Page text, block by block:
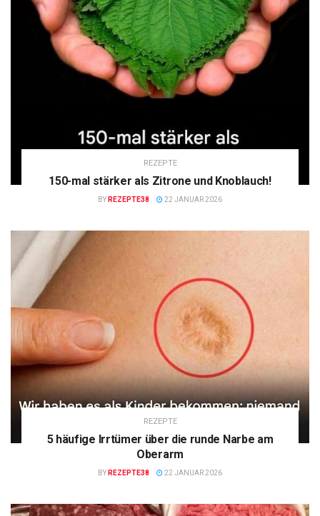
REZEPTE
150-mal stärker als Zitrone und Knoblauch!
BY REZEPTE38 22 JANUAR 2026
REZEPTE
5 häufige Irrtümer über die runde Narbe am
Oberarm
BY REZEPTE38 22 JANUAR 2026